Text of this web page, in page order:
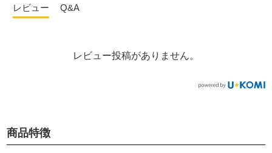
レビュー Q&A
レビュー投稿がありません。
商品特徴